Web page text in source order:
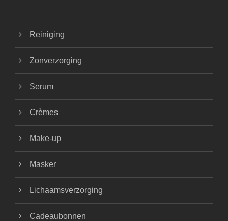
Reiniging
Zonverzorging
Serum
Crèmes
Make-up
Masker
Lichaamsverzorging
Cadeaubonnen